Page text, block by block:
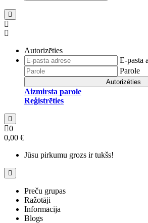
Autorizēties
E-pasta
Parole
Autorizēties
Aizmirsta parole
Reģistrēties
0
0,00 €
Jūsu pirkumu grozs ir tukšs!
Preču grupas
Ražotāji
Informācija
Blogs